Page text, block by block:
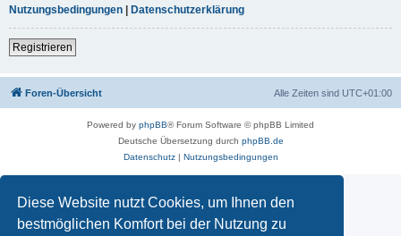
Diese Website nutzt Cookies, um Ihnen den
bestmöglichen Komfort bei der Nutzung zu
Nutzungsbedingungen | Datenschutzerklärung
Registrieren
Foren-Übersicht Alle Zeiten sind UTC+01:00
Powered by phpBB® Forum Software © phpBB Limited
Deutsche Übersetzung durch phpBB.de
Datenschutz| Nutzungsbedingungen